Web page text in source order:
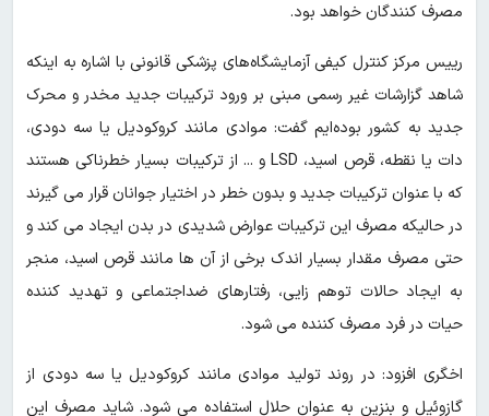
مصرف کنندگان خواهد بود.
رییس مرکز کنترل کیفی آزمایشگاه‌های پزشکی قانونی با اشاره به اینکه
شاهد گزارشات غیر رسمی مبنی بر ورود ترکیبات جدید مخدر و محرک
جدید به کشور بوده‌ایم گفت: موادی مانند کروکودیل یا سه دودی،
دات یا نقطه، قرص اسید، LSD و ... از ترکیبات بسیار خطرناکی هستند
که با عنوان ترکیبات جدید و بدون خطر در اختیار جوانان قرار می گیرند
در حالیکه مصرف این ترکیبات عوارض شدیدی در بدن ایجاد می کند و
حتی مصرف مقدار بسیار اندک برخی از آن ها مانند قرص اسید، منجر
به ایجاد حالات توهم زایی، رفتارهای ضداجتماعی و تهدید کننده
حیات در فرد مصرف کننده می شود.
اخگری افزود: در روند تولید موادی مانند کروکودیل یا سه دودی از
گازوئیل و بنزین به عنوان حلال استفاده می شود. شاید مصرف این